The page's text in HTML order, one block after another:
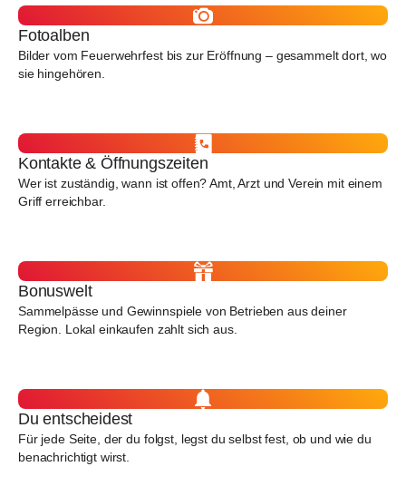
Fotoalben
Bilder vom Feuerwehrfest bis zur Eröffnung – gesammelt dort, wo
sie hingehören.
Kontakte & Öffnungszeiten
Wer ist zuständig, wann ist offen? Amt, Arzt und Verein mit einem
Griff erreichbar.
Bonuswelt
Sammelpässe und Gewinnspiele von Betrieben aus deiner
Region. Lokal einkaufen zahlt sich aus.
Du entscheidest
Für jede Seite, der du folgst, legst du selbst fest, ob und wie du
benachrichtigt wirst.